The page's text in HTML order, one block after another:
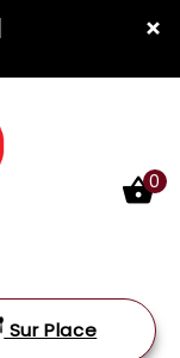
×
0
Sur Place